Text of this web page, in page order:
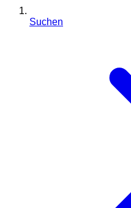
Suchen